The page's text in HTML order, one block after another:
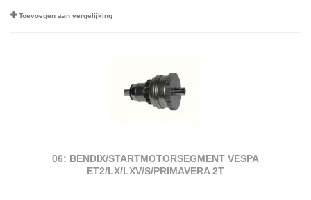
Toevoegen aan vergelijking
06: BENDIX/STARTMOTORSEGMENT VESPA
ET2/LX/LXV/S/PRIMAVERA 2T